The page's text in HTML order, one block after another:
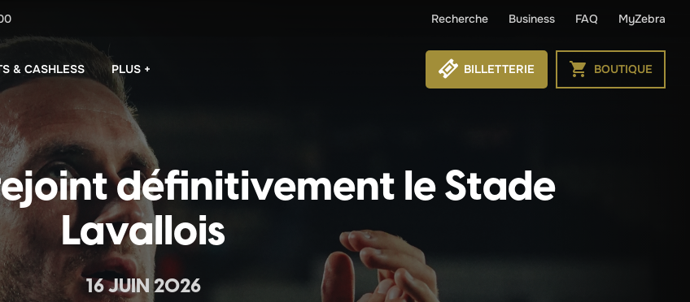
Recherche Business FAQ MyZebra
& CASHLESS PLUS + BILLETTERIE BOUTIQUE
définitivement le Stade
Lavallois
16 JUIN 2026